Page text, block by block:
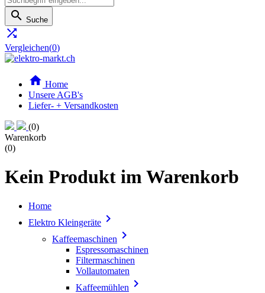
 Suche

Vergleichen(0)
 Home
Unsere AGB's
Liefer- + Versandkosten
(0)
Warenkorb
(0)
Kein Produkt im Warenkorb
Home
Elektro Kleingeräte 
Kaffeemaschinen 
Espressomaschinen
Filtermaschinen
Vollautomaten
Kaffeemühlen 